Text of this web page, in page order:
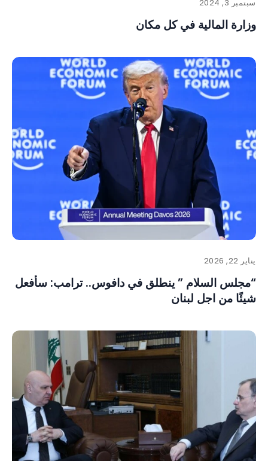
سبتمبر 3, 2024
وزارة المالية في كل مكان
يناير 22, 2026
“مجلس السلام ” ينطلق في دافوس.. ترامب: سأفعل
شيئًا من اجل لبنان